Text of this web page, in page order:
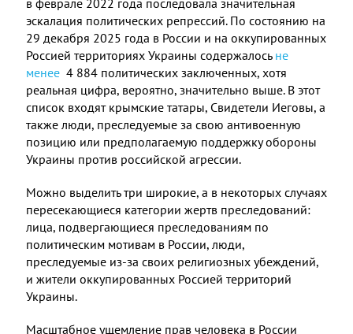
в феврале 2022 года последовала значительная
эскалация политических репрессий. По состоянию на
29 декабря 2025 года в России и на оккупированных
Россией территориях Украины содержалось не
менее 4 884 политических заключенных, хотя
реальная цифра, вероятно, значительно выше. В этот
список входят крымские татары, Свидетели Иеговы, а
также люди, преследуемые за свою антивоенную
позицию или предполагаемую поддержку обороны
Украины против российской агрессии.
Можно выделить три широкие, а в некоторых случаях
пересекающиеся категории жертв преследований:
лица, подвергающиеся преследованиям по
политическим мотивам в России, люди,
преследуемые из-за своих религиозных убеждений,
и жители оккупированных Россией территорий
Украины.
Масштабное ущемление прав человека в России